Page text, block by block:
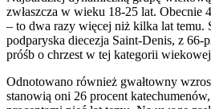
zwłaszcza w wieku 18-25 lat. Obecnie
– to dwa razy więcej niż kilka lat temu.
podparyska diecezja Saint-Denis, z 66-
próśb o chrzest w tej kategorii
Odnotowano również gwałtowny
stanowią oni 26 procent